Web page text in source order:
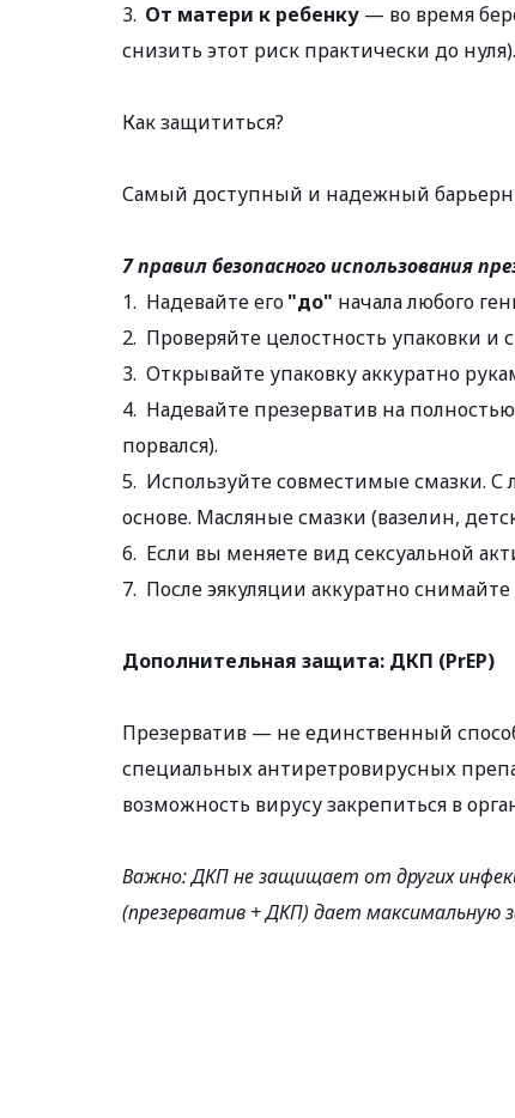
3. От матери к ребенку — во время
снизить этот риск практически до нуля).
Как защититься?
Самый доступный и надежный
7 правил безопасного использования
1.  Надевайте его "до" начала любого
2.  Проверяйте целостность упаковки и
3.  Открывайте упаковку аккуратно
4.  Надевайте презерватив на
порвался).
5.  Используйте совместимые смазки.
основе. Масляные смазки (вазелин,
6.  Если вы меняете вид сексуальной
7.  После эякуляции аккуратно
Дополнительная защита: ДКП (PrEP)
Презерватив — не единственный
специальных антиретровирусных
возможность вирусу закрепиться в
Важно: ДКП не защищает от других
(презерватив + ДКП) дает максимальную